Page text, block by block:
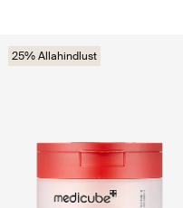
25% Allahindlust